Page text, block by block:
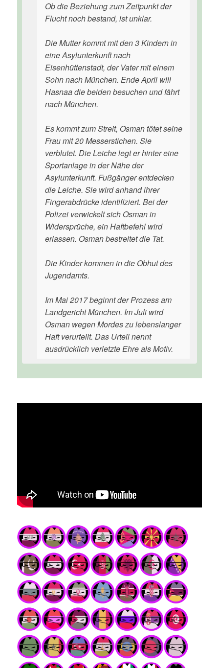
Ob die Beziehung zum Zeitpunkt der
Flucht noch bestand, ist unklar.
Die Mutter kommt mit den 3 Kindern in
eine Asylunterkunft nach
Eisenhüttenstadt, der Vater mit einem
Sohn nach München. Ende April will
Hasnaa die beiden besuchen und fährt
nach München.
Es kommt zum Streit, Osman tötet seine
Frau mit 20 Messerstichen. Sie
verblutet. Die Leiche legt er hinter eine
Sportanlage in der Nähe der
Asylunterkunft. Fußgänger entdecken
die Leiche. Sie wird anhand ihrer
Fingerabdrücke identifiziert. Bei der
Polizei verwickelt sich Osman in
Widersprüche, ein Haftbefehl wird
erlassen. Osman bestreitet die Tat.
Die Kinder kommen in die Obhut des
Jugendamts.
Im Mai 2017 beginnt der Prozess am
Landgericht München. Im Juli wird
Osman wegen Mordes zu lebenslanger
Haft verurteilt. Das Urteil nennt
ausdrücklich verletzte Ehre als Motiv.